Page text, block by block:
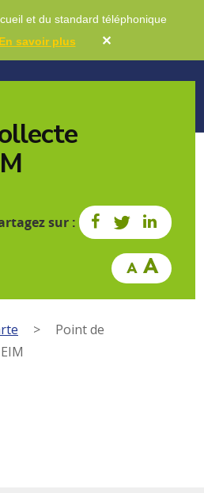
et du standard téléphonique
En savoir plus ✕
sur :
>
Point de